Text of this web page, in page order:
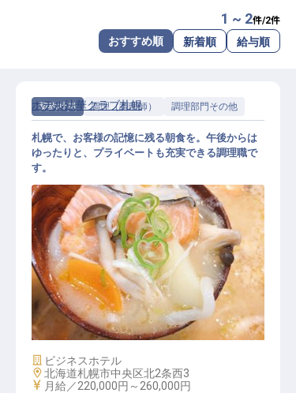
転職サポートに申し込む1 ~ 2件/2件
おすすめ順 新着順 給与順
契約社員 調理（調理師） 調理部門その他
厨房調理スタッフ
ホテル法華クラブ札幌
札幌で、お客様の記憶に残る朝食を。午後からは
ゆったりと、プライベートも充実できる調理職で
す。
施設業態
ビジネスホテル
勤務地
北海道札幌市中央区北2条西3
給与
月給／220,000円～ 260,000円